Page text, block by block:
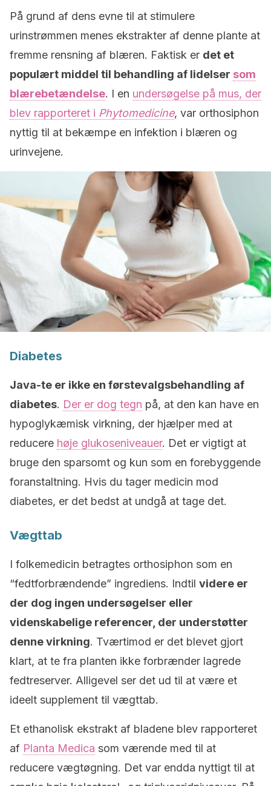
På grund af dens evne til at stimulere
urinstrømmen menes ekstrakter af denne plante at
fremme rensning af blæren. Faktisk er det et
populært middel til behandling af lidelser som
blærebetændelse. I en undersøgelse på mus, der
blev rapporteret i Phytomedicine, var orthosiphon
nyttig til at bekæmpe en infektion i blæren og
urinvejene.
Diabetes
Java-te er ikke en førstevalgsbehandling af
diabetes. Der er dog tegn på, at den kan have en
hypoglykæmisk virkning, der hjælper med at
reducere høje glukoseniveauer. Det er vigtigt at
bruge den sparsomt og kun som en forebyggende
foranstaltning. Hvis du tager medicin mod
diabetes, er det bedst at undgå at tage det.
Vægttab
I folkemedicin betragtes orthosiphon som en
“fedtforbrændende” ingrediens. Indtil videre er
der dog ingen undersøgelser eller
videnskabelige referencer, der understøtter
denne virkning. Tværtimod er det blevet gjort
klart, at te fra planten ikke forbrænder lagrede
fedtreserver. Alligevel ser det ud til at være et
ideelt supplement til vægttab.
Et ethanolisk ekstrakt af bladene blev rapporteret
af Planta Medica som værende med til at
reducere vægtøgning. Det var endda nyttigt til at